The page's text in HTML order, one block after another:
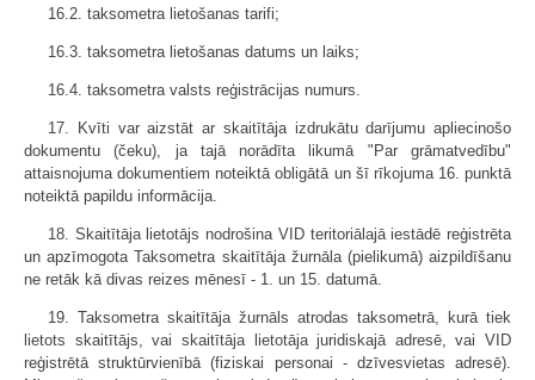
16.2. taksometra lietošanas tarifi;
16.3. taksometra lietošanas datums un laiks;
16.4. taksometra valsts reģistrācijas numurs.
17. Kvīti var aizstāt ar skaitītāja izdrukātu darījumu apliecinošo
dokumentu (čeku), ja tajā norādīta likumā "Par grāmatvedību"
attaisnojuma dokumentiem noteiktā obligātā un šī rīkojuma 16. punktā
noteiktā papildu informācija.
18. Skaitītāja lietotājs nodrošina VID teritoriālajā iestādē reģistrēta
un apzīmogota Taksometra skaitītāja žurnāla (pielikumā) aizpildīšanu
ne retāk kā divas reizes mēnesī - 1. un 15. datumā.
19. Taksometra skaitītāja žurnāls atrodas taksometrā, kurā tiek
lietots skaitītājs, vai skaitītāja lietotāja juridiskajā adresē, vai VID
reģistrētā struktūrvienībā (fiziskai personai - dzīvesvietas adresē).